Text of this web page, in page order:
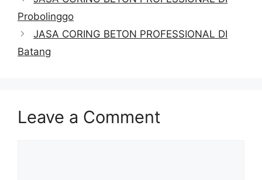
Probolinggo
JASA CORING BETON PROFESSIONAL DI
Batang
Leave a Comment